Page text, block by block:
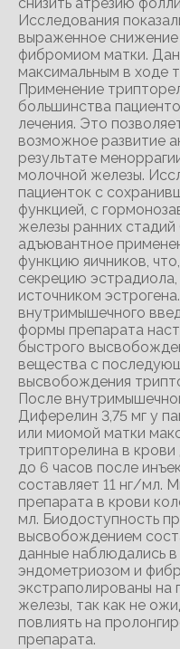
Исследования
выраженное
фибромиом матки.
максимальным в ходе
Применение
большинства
лечения. Это
возможное развитие
результате
молочной железы.
пациенток с
функцией, с
железы ранних
адъювантное
функцию яичников,
секрецию
источником
внутримышечного
формы препарата
быстрого
вещества с
высвобождения
После
Диферелин 3,75 мг у
или миомой матки
трипторелина в крови
до 6 часов после
составляет 11 нг/мл.
препарата в крови
мл. Биодоступность
высвобождением
данные наблюдались
эндометриозом и
экстраполированы на
железы, так как не
повлиять на
препарата.